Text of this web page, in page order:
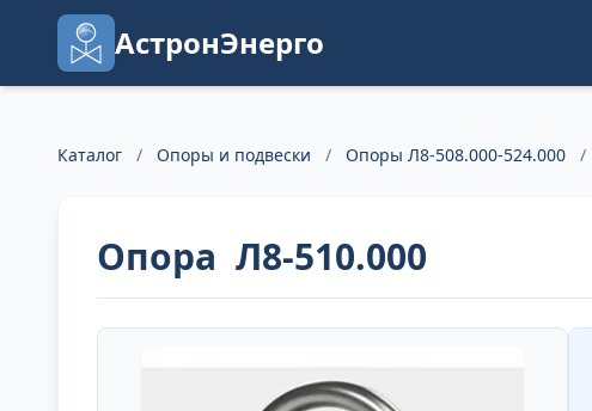
АстронЭнерго
Каталог / Опоры и подвески / Опоры Л8-508.000-524.000 /
Опора Л8-510.000